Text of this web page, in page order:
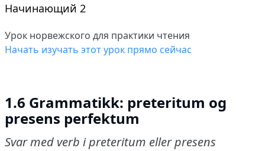
Начинающий 2
Урок норвежского для практики чтения
Начать изучать этот урок прямо сейчас
1.6 Grammatikk: preteritum og
presens perfektum
Svar med verb i preteritum eller presens